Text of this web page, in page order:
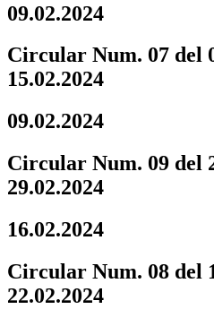
09.02.2024
Circular Num. 07 del
15.02.2024
09.02.2024
Circular Num. 09 del
29.02.2024
16.02.2024
Circular Num. 08 del
22.02.2024